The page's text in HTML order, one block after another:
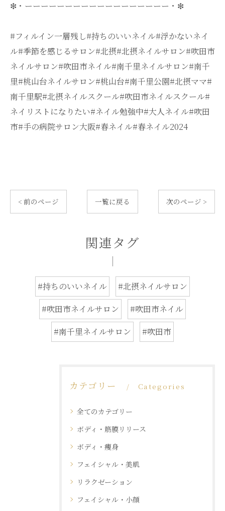
❇・ーーーーーーーーーーーーーーーーーー・❇
#フィルイン一層残し#持ちのいいネイル#浮かないネイ
ル#季節を感じるサロン#北摂#北摂ネイルサロン#吹田市
ネイルサロン#吹田市ネイル#南千里ネイルサロン#南千
里#桃山台ネイルサロン#桃山台#南千里公園#北摂ママ#
南千里駅#北摂ネイルスクール#吹田市ネイルスクール#
ネイリストになりたい#ネイル勉強中#大人ネイル#吹田
市#手の病院サロン大阪#春ネイル#春ネイル2024
< 前のページ 一覧に戻る 次のページ >
関連タグ
#持ちのいいネイル
#北摂ネイルサロン
#吹田市ネイルサロン
#吹田市ネイル
#南千里ネイルサロン
#吹田市
カテゴリー Categories
全てのカテゴリー
ボディ・筋膜リリース
ボディ・痩身
フェイシャル・美肌
リラクゼーション
フェイシャル・小顔